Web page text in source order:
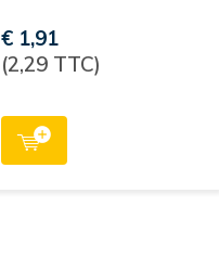
€ 1,91
(2,29 TTC)